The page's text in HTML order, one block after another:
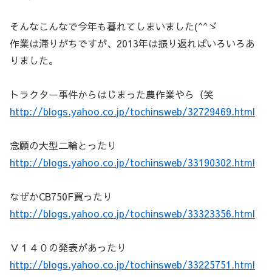
そんなこんなで今年も暮れてしまいました(^^ゞ
作業は滞りがちですが、2013年は振り返ればいろいろあ
りました。
トラクター事件からはじまった農作業やら（笑
http://blogs.yahoo.co.jp/tochinsweb/32729469.html
念願の大型二輪とったり
http://blogs.yahoo.co.jp/tochinsweb/33190302.html
なぜかCB750F買ったり
http://blogs.yahoo.co.jp/tochinsweb/33323356.html
Ｖ１４０の発表があったり
http://blogs.yahoo.co.jp/tochinsweb/33225751.html